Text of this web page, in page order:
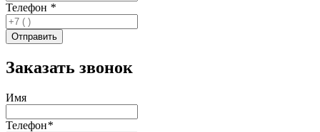
Телефон *
Заказать звонок
Имя
Телефон*